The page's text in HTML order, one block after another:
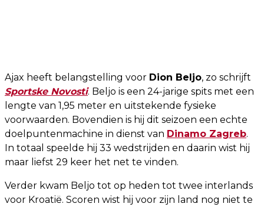
Ajax heeft belangstelling voor Dion Beljo, zo schrijft
Sportske Novosti. Beljo is een 24-jarige spits met een
lengte van 1,95 meter en uitstekende fysieke
voorwaarden. Bovendien is hij dit seizoen een echte
doelpuntenmachine in dienst van Dinamo Zagreb.
In totaal speelde hij 33 wedstrijden en daarin wist hij
maar liefst 29 keer het net te vinden.
Verder kwam Beljo tot op heden tot twee interlands
voor Kroatië. Scoren wist hij voor zijn land nog niet te